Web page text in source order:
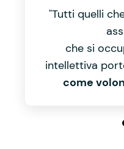
"Tutti quelli
che si
intellettiva
come